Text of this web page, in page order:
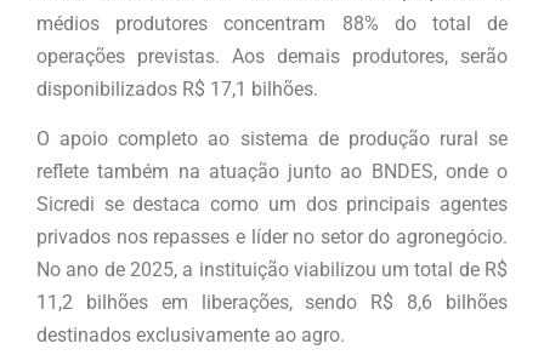
médios produtores concentram 88% do total de
operações previstas. Aos demais produtores, serão
disponibilizados R$ 17,1 bilhões.
O apoio completo ao sistema de produção rural se
reflete também na atuação junto ao BNDES, onde o
Sicredi se destaca como um dos principais agentes
privados nos repasses e líder no setor do agronegócio.
No ano de 2025, a instituição viabilizou um total de R$
11,2 bilhões em liberações, sendo R$ 8,6 bilhões
destinados exclusivamente ao agro.